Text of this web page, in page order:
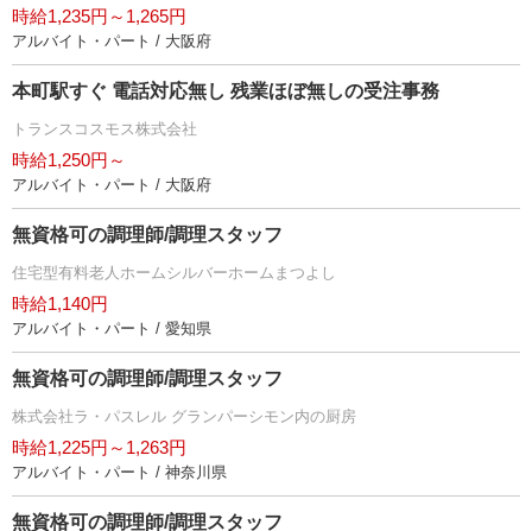
時給1,235円～1,265円
アルバイト・パート / 大阪府
本町駅すぐ 電話対応無し 残業ほぼ無しの受注事務
トランスコスモス株式会社
時給1,250円～
アルバイト・パート / 大阪府
無資格可の調理師/調理スタッフ
住宅型有料老人ホームシルバーホームまつよし
時給1,140円
アルバイト・パート / 愛知県
無資格可の調理師/調理スタッフ
株式会社ラ・パスレル グランパーシモン内の厨房
時給1,225円～1,263円
アルバイト・パート / 神奈川県
無資格可の調理師/調理スタッフ